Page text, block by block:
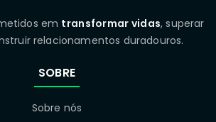
em transformar vidas, superar
relacionamentos duradouros.
SOBRE
Sobre nós